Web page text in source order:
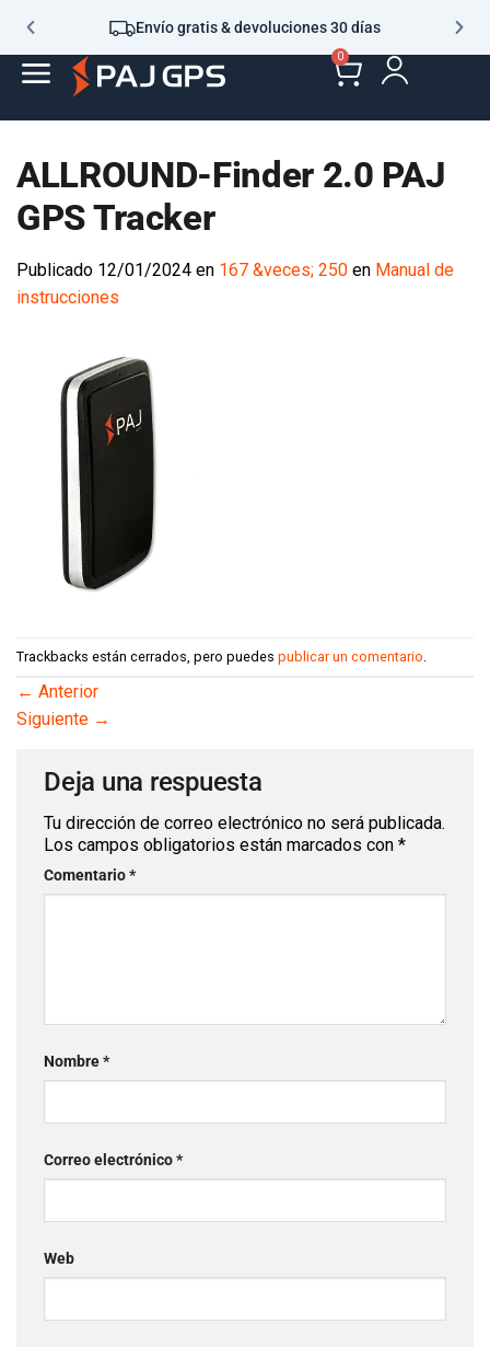
Envío gratis & devoluciones 30 días
0
ALLROUND-Finder 2.0 PAJ
GPS Tracker
Publicado 12/01/2024 en 167 &veces; 250 en Manual de
instrucciones
Trackbacks están cerrados, pero puedes publicar un comentario
← Anterior
Siguiente →
Deja una respuesta
Tu dirección de correo electrónico no será publicada.
Los campos obligatorios están marcados con *
Comentario*
Nombre*
Correo electrónico*
Web